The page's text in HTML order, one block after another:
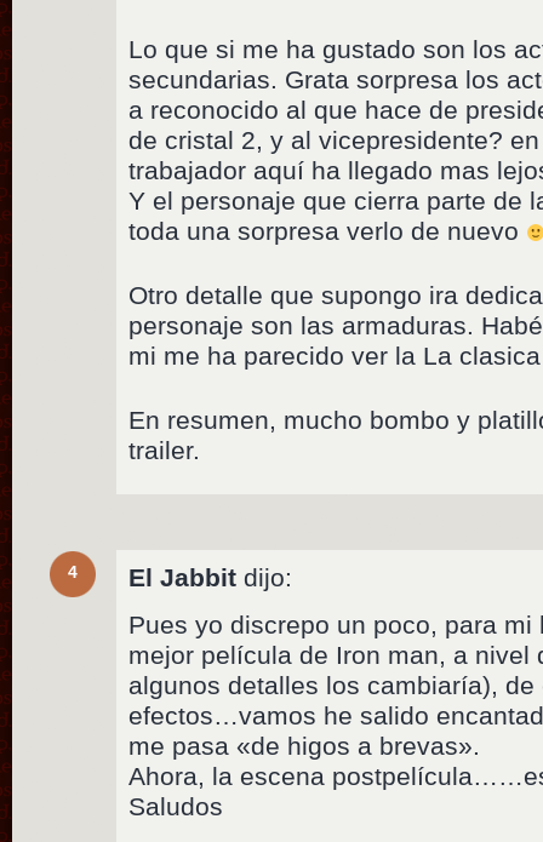
Lo que si me ha gustado son los
secundarias. Grata sorpresa los
a reconocido al que hace de
de cristal 2, y al vicepresidente?
trabajador aquí ha llegado mas
Y el personaje que cierra parte de
toda una sorpresa verlo de nuevo
Otro detalle que supongo ira
personaje son las armaduras.
mi me ha parecido ver la La
En resumen, mucho bombo y
trailer.
4 El Jabbit dijo:
Pues yo discrepo un poco, para
mejor película de Iron man, a nivel
algunos detalles los cambiaría),
efectos…vamos he salido
me pasa «de higos a brevas».
Ahora, la escena
Saludos